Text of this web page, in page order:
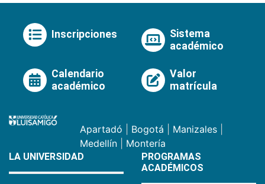
Inscripciones
Sistema
académico
Calendario
académico
Valor
matrícula
Apartadó Bogotá Manizales
Medellín
Montería
LA UNIVERSIDAD
PROGRAMAS
ACADÉMICOS